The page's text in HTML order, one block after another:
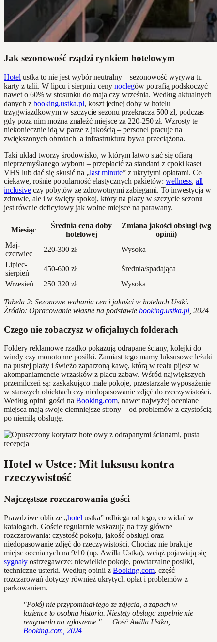
Jak sezonowość rządzi rynkiem hotelowym
Hotel ustka to nie jest wybór neutralny – sezonowość wyrywa tu
karty z talii. W lipcu i sierpniu ceny noclegów potrafią podskoczyć
nawet o 60% w stosunku do maja czy września. Według aktualnych
danych z booking.ustka.pl, koszt jednej doby w hotelu
trzygwiazdkowym w szczycie sezonu przekracza 500 zł, podczas
gdy poza nim można znaleźć miejsce za 220-250 zł. Wzrosty te
niekoniecznie idą w parze z jakością – personel pracuje na
zwiększonych obrotach, a infrastruktura bywa przeciążona.
Taki układ tworzy środowisko, w którym łatwo stać się ofiarą
nieprzemyślanego wyboru – przepłacić za standard z epoki kaset
VHS lub dać się skusić na „last minute” z ukrytymi opłatami. Co
ciekawe, rośnie popularność elastycznych pakietów: wellness, all
inclusive czy pobytów ze zdrowotnymi zabiegami. To inwestycja w
zdrowie, ale i w święty spokój, który na plaży w szczycie sezonu
jest równie deficytowy jak wolne miejsce na parawany.
Miesiąc
Średnia cena doby
hotelowej
Zmiana jakości obsługi (wg
opinii)
Maj-
czerwiec
220-300 zł
Wysoka
Lipiec-
sierpień
450-600 zł
Średnia/spadająca
Wrzesień
250-320 zł Wysoka
Tabela 2: Sezonowe wahania cen i jakości w hotelach Ustki.
Źródło: Opracowanie własne na podstawie booking.ustka.pl , 2024
Czego nie zobaczysz w oficjalnych folderach
Foldery reklamowe rzadko pokazują odrapane ściany, kolejki do
windy czy monotonne posiłki. Zamiast tego mamy luksusowe leżaki
na pustej plaży i świeżo zaparzoną kawę, którą w realu pijesz w
akompaniamencie wrzasków z placu zabaw. Wśród największych
przemilczeń są: zaskakująco małe pokoje, przestarzałe wyposażenie
w starszych obiektach czy niedopasowanie zdjęć do rzeczywistości.
Według opinii gości na Booking.com, nawet najwyżej oceniane
miejsca mają swoje ciemniejsze strony – od problemów z czystością
po niemiłą obsługę.
Hotel w Ustce: Mit luksusu kontra
rzeczywistość
Najczęstsze rozczarowania gości
Prawdziwe oblicze „hotel ustka” odbiega od tego, co widać w
katalogach. Goście regularnie wskazują na trzy główne
rozczarowania: czystość pokoju, jakość obsługi oraz
niedopasowanie zdjęć do rzeczywistości. Chociaż nie brakuje
miejsc ocenianych na 9/10 (np. Awilla Ustka), wciąż pojawiają się
sygnały ostrzegawcze: niewielkie pokoje, powtarzalne posiłki,
techniczne usterki. Według opinii z Booking.com, część
rozczarowań dotyczy również ukrytych opłat i problemów z
parkowaniem.
"Pokój nie przypominał tego ze zdjęcia, a zapach w
łazience to osobna historia. Niestety obsługa zupełnie nie
reagowała na zgłoszenie." — Gość Awilla Ustka,
Booking.com, 2024